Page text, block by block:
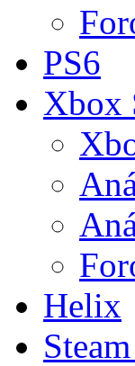
PS6
Xbox
Helix